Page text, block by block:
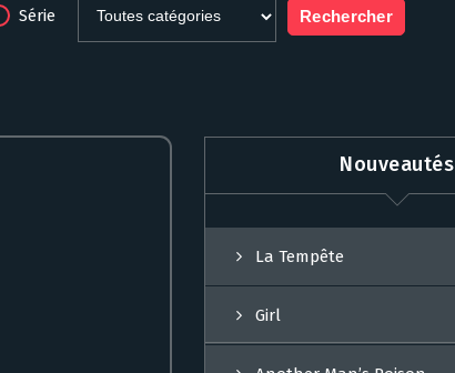
Série
Nouveautés
La Tempête
Girl